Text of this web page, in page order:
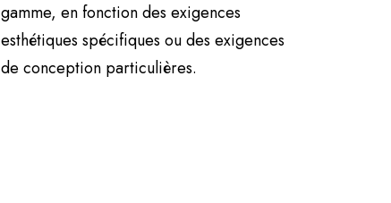
gamme, en fonction des exigences
esthétiques spécifiques ou des exigences
de conception particulières.